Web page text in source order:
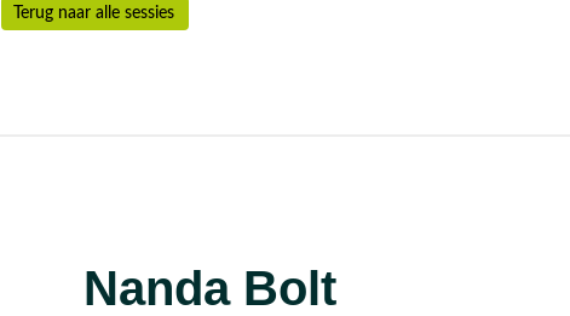
Terug naar alle sessies
Nanda Bolt